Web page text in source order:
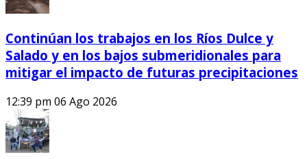
Continúan los trabajos en los Ríos Dulce y
Salado y en los bajos submeridionales para
mitigar el impacto de futuras precipitaciones
12:39 pm 06 Ago 2026